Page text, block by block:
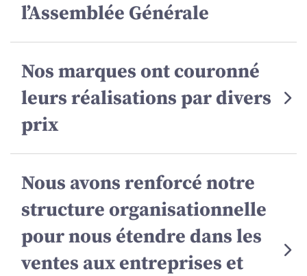
l’Assemblée Générale
Nos marques ont couronné
leurs réalisations par divers
prix
Nous avons renforcé notre
structure organisationnelle
pour nous étendre dans les
ventes aux entreprises et